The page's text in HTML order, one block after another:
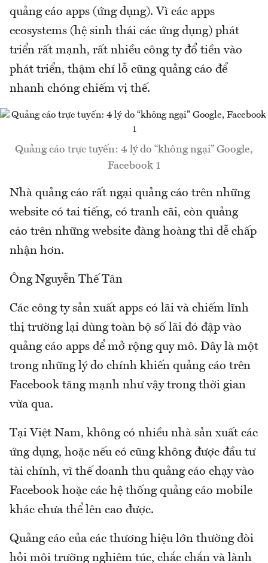
quảng cáo apps (ứng dụng). Vì các apps
ecosystems (hệ sinh thái các ứng dụng) phát
triển rất mạnh, rất nhiều công ty đổ tiền vào
phát triển, thậm chí lỗ cũng quảng cáo để
nhanh chóng chiếm vị thế.
Quảng cáo trực tuyến: 4 lý do “không ngại” Google,
Facebook 1
Nhà quảng cáo rất ngại quảng cáo trên những
website có tai tiếng, có tranh cãi, còn quảng
cáo trên những website đàng hoàng thì dễ chấp
nhận hơn.
Ông Nguyễn Thế Tân
Các công ty sản xuất apps có lãi và chiếm lĩnh
thị trường lại dùng toàn bộ số lãi đó đập vào
quảng cáo apps để mở rộng quy mô. Đây là một
trong những lý do chính khiến quảng cáo trên
Facebook tăng mạnh như vậy trong thời gian
vừa qua.
Tại Việt Nam, không có nhiều nhà sản xuất các
ứng dụng, hoặc nếu có cũng không được đầu tư
tài chính, vì thế doanh thu quảng cáo chạy vào
Facebook hoặc các hệ thống quảng cáo mobile
khác chưa thể lên cao được.
Quảng cáo của các thương hiệu lớn thường đòi
hỏi môi trường nghiêm túc, chắc chắn và lành